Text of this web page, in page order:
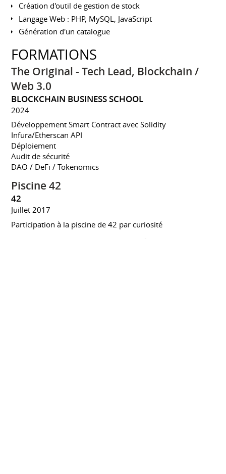
Création d'outil de gestion de stock
Langage Web : PHP, MySQL, JavaScript
Génération d'un catalogue
FORMATIONS
The Original - Tech Lead, Blockchain /
Web 3.0
BLOCKCHAIN BUSINESS SCHOOL
2024
Développement Smart Contract avec Solidity
Infura/Etherscan API
Déploiement
Audit de sécurité
DAO / DeFi / Tokenomics
Piscine 42
42
Juillet 2017
Participation à la piscine de 42 par curiosité